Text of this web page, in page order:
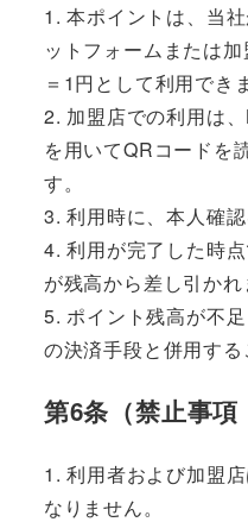
1. 本ポイントは、当
ットフォームまたは
＝1円として利用でき
2. 加盟店での利用は
を用いてQRコードを
す。
3. 利用時に、本人確
4. 利用が完了した時
が残高から差し引かれ
5. ポイント残高が不
の決済手段と併用する
第6条（禁止事項
1. 利用者および加盟
なりません。